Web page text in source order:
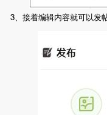
3、接着编辑内容就可以发